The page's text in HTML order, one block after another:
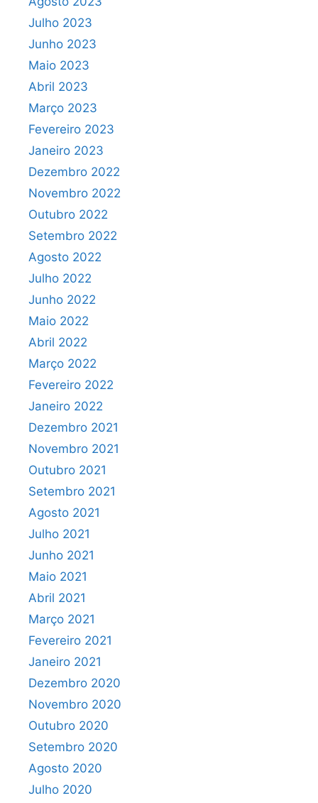
Julho 2023
Junho 2023
Maio 2023
Abril 2023
Março 2023
Fevereiro 2023
Janeiro 2023
Dezembro 2022
Novembro 2022
Outubro 2022
Setembro 2022
Agosto 2022
Julho 2022
Junho 2022
Maio 2022
Abril 2022
Março 2022
Fevereiro 2022
Janeiro 2022
Dezembro 2021
Novembro 2021
Outubro 2021
Setembro 2021
Agosto 2021
Julho 2021
Junho 2021
Maio 2021
Abril 2021
Março 2021
Fevereiro 2021
Janeiro 2021
Dezembro 2020
Novembro 2020
Outubro 2020
Setembro 2020
Agosto 2020
Julho 2020